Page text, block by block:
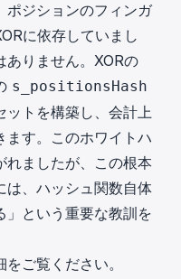
ポジションのフィンガ
に依存していまし
ありません。XORの
s_positionsHash
ットを構築し、会計上
ます。このホワイトハ
れましたが、この根本
は、ハッシュ関数自体
」という重要な教訓を
をご覧ください。